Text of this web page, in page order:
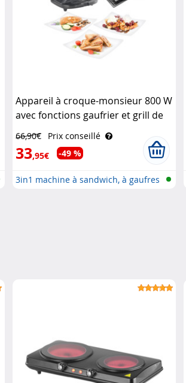
Appareil à croque-monsieur 800 W
avec fonctions gaufrier et grill de
table Rosenstein & Söhne
66,90€ Prix conseillé
33,95€ -49 %
3in1 machine à sandwich, à gaufres